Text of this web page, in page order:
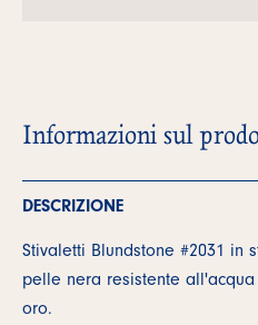
Informazioni sul
DESCRIZIONE
Stivaletti Blundstone #2031 in
pelle nera resistente
oro.